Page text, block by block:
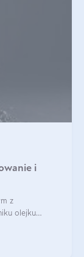
i
z
olejku